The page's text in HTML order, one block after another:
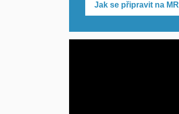
Jak se připravit na MRI